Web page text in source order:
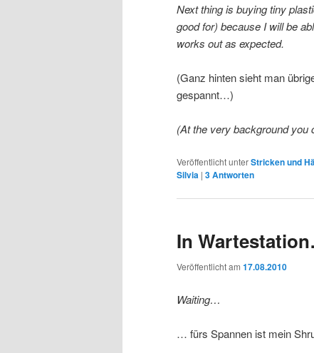
Next thing is buying tiny
good for) because I will be
works out as expected.
(Ganz hinten sieht man
gespannt…)
(At the very background
Veröffentlicht unterStricken und
Silvia | 3Antworten
In
Veröffentlicht am 17.08.2010
Waiting…
… fürs Spannen ist mein